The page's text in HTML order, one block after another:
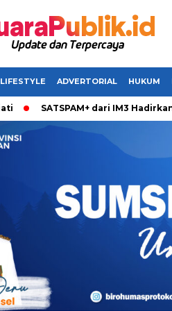
LIFESTYLE ADVERTORIAL HUKUM
SATSPAM+ dari IM3 Hadirkan